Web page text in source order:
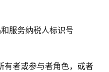
服务纳税人标识号
有者或参与者角色，或者